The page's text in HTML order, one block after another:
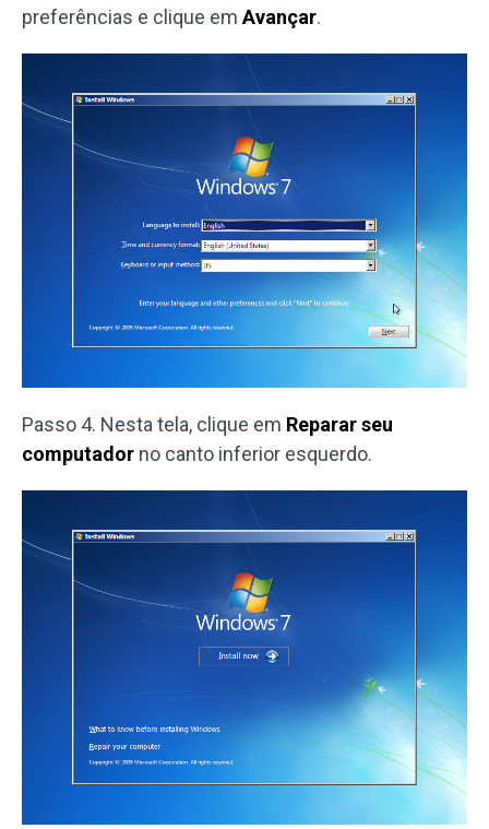
preferências e clique em Avançar.
Passo 4. Nesta tela, clique em Reparar seu
computador no canto inferior esquerdo.